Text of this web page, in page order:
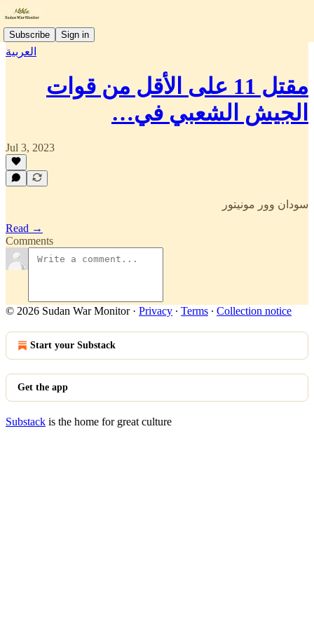
Subscribe Sign in
العربية
مقتل 11 على الأقل من قوات
الجيش الشعبي في…
Jul 3, 2023
سودان وور مونيتور
Read →
Comments
© 2026 Sudan War Monitor· Privacy ∙ Terms ∙ Collection notice
Start your Substack
Get the app
Substack is the home for great culture